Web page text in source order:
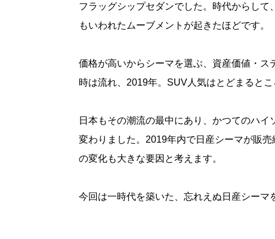
フラッグシップセダンでした。時代からし
もいわれたムーブメントが起きたほどです。
価格が高いからシーマを選ぶ、資産価値・ス
時は流れ、2019年。SUV人気はとどまると
日本もその潮流の最中にあり、かつてのハ
変わりました。2019年内で日産シーマが販
の変化も大きな要因と考えます。
今回は一時代を築いた、忘れえぬ日産シーマ